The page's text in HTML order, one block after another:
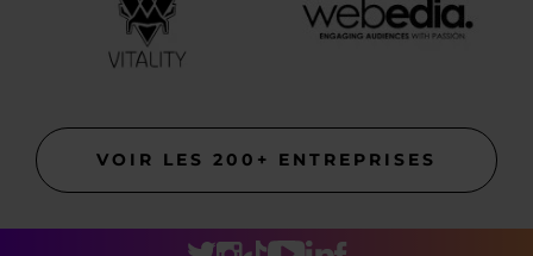
VOIR LES 200+ ENTREPRISES